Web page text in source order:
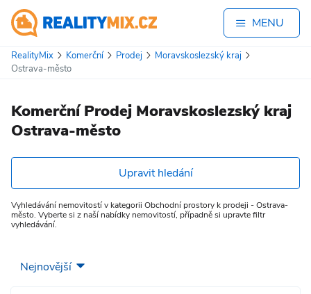
MENU
RealityMix Komerční Prodej
Moravskoslezský kraj
Ostrava-město
Komerční Prodej Moravskoslezský kraj
Ostrava-město
Upravit hledání
Vyhledávání nemovitostí v kategorii Obchodní prostory k prodeji - Ostrava-
město. Vyberte si z naší nabídky nemovitostí, případně si upravte filtr
vyhledávání.